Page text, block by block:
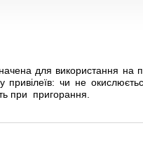
для використання на
привілеїв: чи не
при пригорання.